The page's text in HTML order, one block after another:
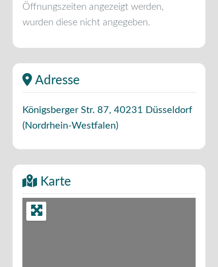
Öffnungszeiten angezeigt werden,
wurden diese nicht angegeben.
Adresse
Königsberger Str. 87, 40231 Düsseldorf
(Nordrhein-Westfalen)
Karte